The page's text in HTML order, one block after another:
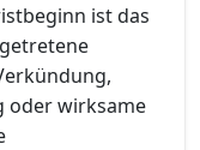
ist das
oder wirksame